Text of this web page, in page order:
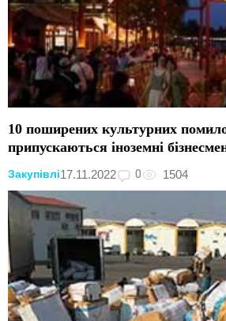
10 поширених культурних
припускаються іноземні
Закупівлі17.11.2022 0 1504